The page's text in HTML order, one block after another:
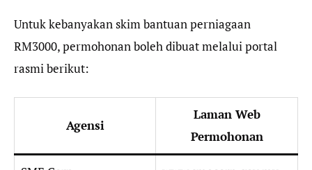
Untuk kebanyakan skim bantuan perniagaan
RM3000, permohonan boleh dibuat melalui portal
rasmi berikut:
Agensi
Laman Web
Permohonan